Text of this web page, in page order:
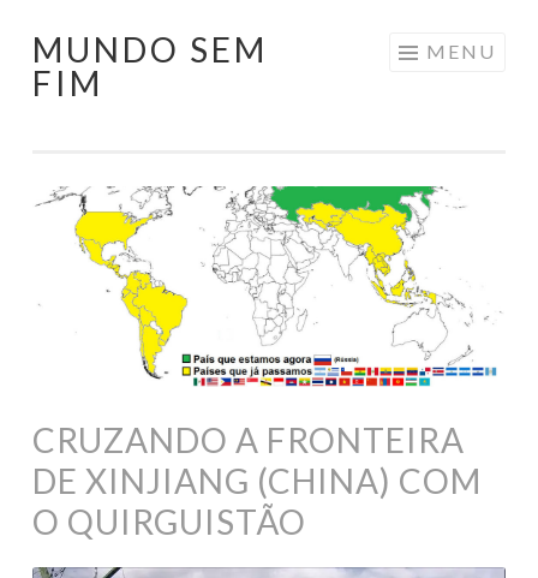
Pular
para
MUNDO SEM
FIM
MENU
CRUZANDO A FRONTEIRA
DE XINJIANG (CHINA) COM
O QUIRGUISTÃO